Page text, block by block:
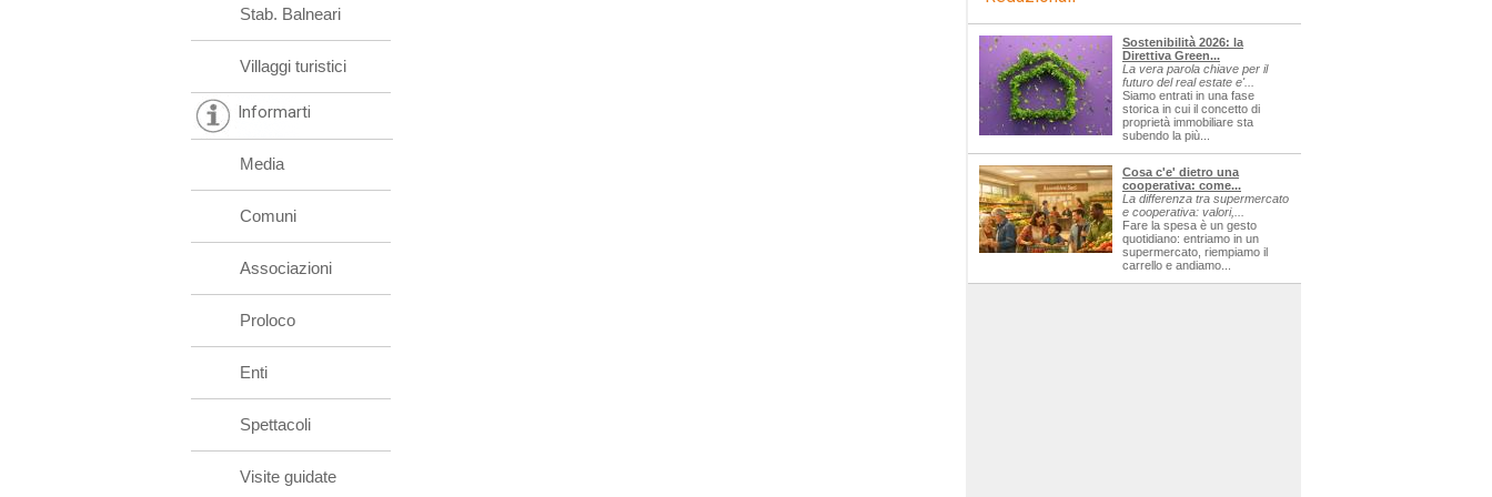
Stab. Balneari
Villaggi turistici
Informarti
Media
Comuni
Associazioni
Proloco
Enti
Spettacoli
Visite guidate
Sostenibilità 2026: la
Direttiva Green...
La vera parola chiave per il
futuro del real estate e'...
Siamo entrati in una fase
storica in cui il concetto di
proprietà immobiliare sta
subendo la più...
Cosa c'e' dietro una
cooperativa: come...
La differenza tra supermercato
e cooperativa: valori,...
Fare la spesa è un gesto
quotidiano: entriamo in un
supermercato, riempiamo il
carrello e andiamo...